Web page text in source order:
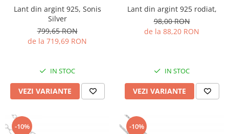
Lant din argint 925, Sonis
Silver
799,65 RON
de la 719,69 RON
IN STOC
VEZI VARIANTE
Lant din argint 925 rodiat,
98,00 RON
de la 88,20 RON
IN STOC
VEZI VARIANTE
-10% -10%